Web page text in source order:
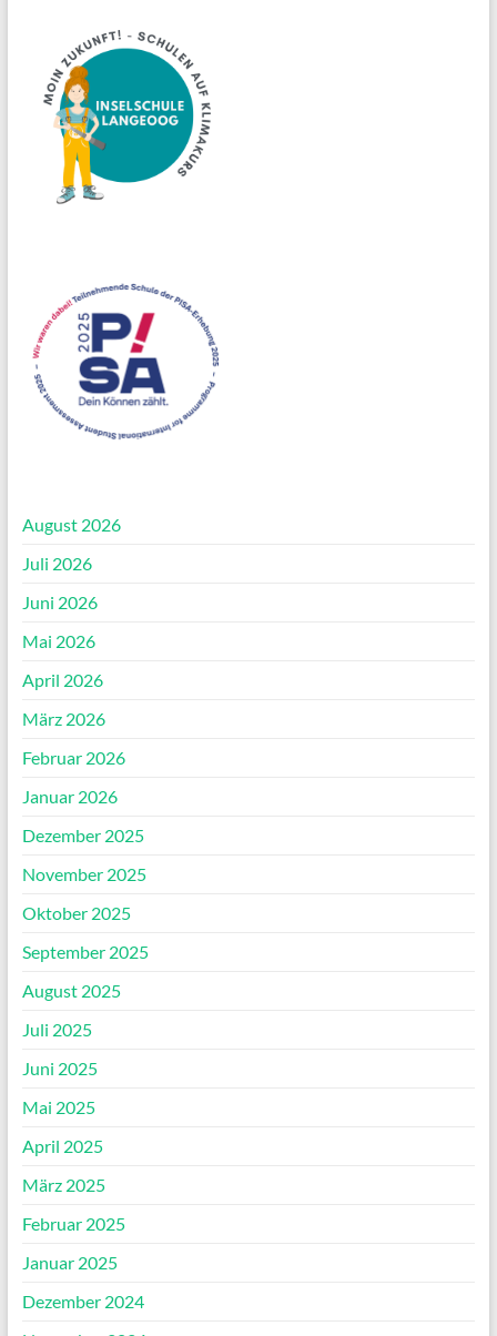
August 2026
Juli 2026
Juni 2026
Mai 2026
April 2026
März 2026
Februar 2026
Januar 2026
Dezember 2025
November 2025
Oktober 2025
September 2025
August 2025
Juli 2025
Juni 2025
Mai 2025
April 2025
März 2025
Februar 2025
Januar 2025
Dezember 2024